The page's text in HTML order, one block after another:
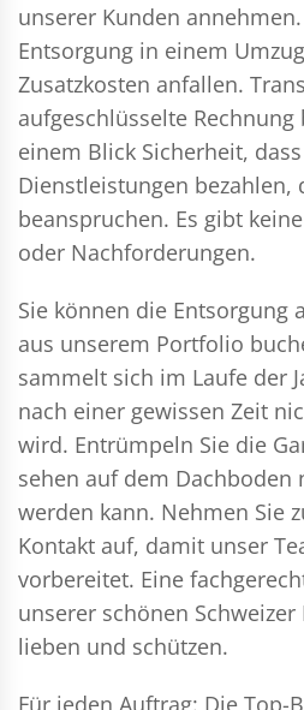
unserer Kunden
Entsorgung in einem
Zusatzkosten anfallen.
aufgeschlüsselte
einem Blick Sicherheit,
Dienstleistungen bezahlen,
beanspruchen. Es gibt
oder Nachforderungen.
Sie können die Entsorgung
aus unserem Portfolio
sammelt sich im Laufe der
nach einer gewissen Zeit
wird. Entrümpeln Sie die
sehen auf dem Dachboden
werden kann. Nehmen Sie
Kontakt auf, damit unser
vorbereitet. Eine
unserer schönen
lieben und schützen.
Für jeden Auftrag: Die Top-